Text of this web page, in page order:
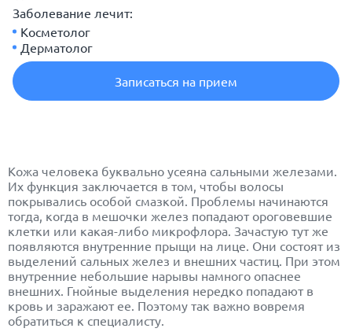
Заболевание лечит:
Косметолог
Дерматолог
Записаться на прием
Кожа человека буквально усеяна сальными железами.
Их функция заключается в том, чтобы волосы
покрывались особой смазкой. Проблемы начинаются
тогда, когда в мешочки желез попадают ороговевшие
клетки или какая-либо микрофлора. Зачастую тут же
появляются внутренние прыщи на лице. Они состоят из
выделений сальных желез и внешних частиц. При этом
внутренние небольшие нарывы намного опаснее
внешних. Гнойные выделения нередко попадают в
кровь и заражают ее. Поэтому так важно вовремя
обратиться к специалисту.